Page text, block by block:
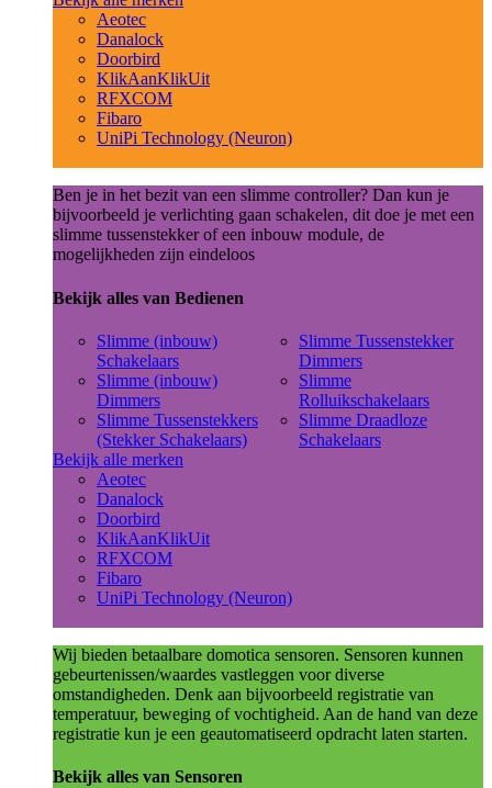
Aeotec
Danalock
Doorbird
KlikAanKlikUit
RFXCOM
Fibaro
UniPi Technology (Neuron)
Ben je in het bezit van een slimme controller? Dan kun je
bijvoorbeeld je verlichting gaan schakelen, dit doe je met een
slimme tussenstekker of een inbouw module, de
mogelijkheden zijn eindeloos
Bekijk alles van Bedienen
Slimme (inbouw)
Schakelaars
Slimme (inbouw)
Dimmers
Slimme Tussenstekkers
(Stekker Schakelaars)
Slimme Tussenstekker
Dimmers
Slimme
Rolluikschakelaars
Slimme Draadloze
Schakelaars
Bekijk alle merken
Aeotec
Danalock
Doorbird
KlikAanKlikUit
RFXCOM
Fibaro
UniPi Technology (Neuron)
Wij bieden betaalbare domotica sensoren. Sensoren kunnen
gebeurtenissen/waardes vastleggen voor diverse
omstandigheden. Denk aan bijvoorbeeld registratie van
temperatuur, beweging of vochtigheid. Aan de hand van deze
registratie kun je een geautomatiseerd opdracht laten starten.
Bekijk alles van Sensoren